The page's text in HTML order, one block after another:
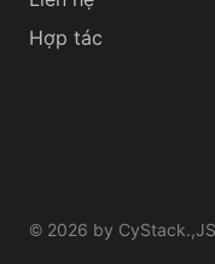
Hợp tác
© 2026 by